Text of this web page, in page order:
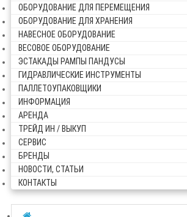
ОБОРУДОВАНИЕ ДЛЯ ПЕРЕМЕЩЕНИЯ
ОБОРУДОВАНИЕ ДЛЯ ХРАНЕНИЯ
НАВЕСНОЕ ОБОРУДОВАНИЕ
ВЕСОВОЕ ОБОРУДОВАНИЕ
ЭСТАКАДЫ РАМПЫ ПАНДУСЫ
ГИДРАВЛИЧЕСКИЕ ИНСТРУМЕНТЫ
ПАЛЛЕТОУПАКОВЩИКИ
ИНФОРМАЦИЯ
АРЕНДА
ТРЕЙД ИН / ВЫКУП
СЕРВИС
БРЕНДЫ
НОВОСТИ, СТАТЬИ
КОНТАКТЫ